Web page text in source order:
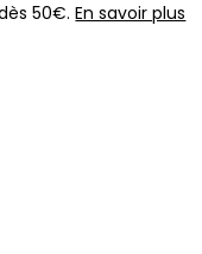
50€.En savoir plus